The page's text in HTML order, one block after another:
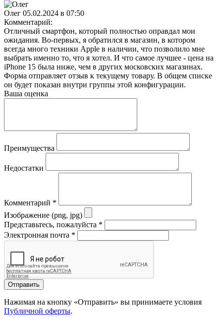
Олег 05.02.2024 в 07:50
Комментарий:
Отличный смартфон, который полностью оправдал мои
ожидания. Во-первых, я обратился в магазин, в котором
всегда много техники Apple в наличии, что позволило мне
выбрать именно то, что я хотел. И что самое лучшее - цена на
iPhone 15 была ниже, чем в других московских магазинах.
Форма отправляет отзыв к текущему товару. В общем списке
он будет показан внутри группы этой конфигурации.
Ваша оценка
Преимущества
Недостатки
Комментарий *
Изображение (png, jpg)
Представьтесь, пожалуйста *
Электронная почта *
Отправить
Нажимая на кнопку «Отправить» вы принимаете условия
Публичной оферты.